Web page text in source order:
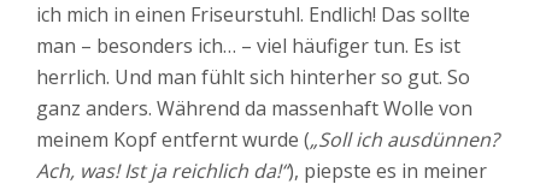
ich mich in einen Friseurstuhl. Endlich! Das sollte
man – besonders ich… – viel häufiger tun. Es ist
herrlich. Und man fühlt sich hinterher so gut. So
ganz anders. Während da massenhaft Wolle von
meinem Kopf entfernt wurde („Soll ich ausdünnen?
Ach, was! Ist ja reichlich da!“), piepste es in meiner